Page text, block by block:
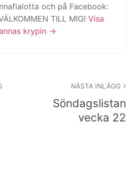
och på Facebook:
TILL MIG! Visa
krypin
NÄSTA INLÄGG
Söndagslistan
vecka 22